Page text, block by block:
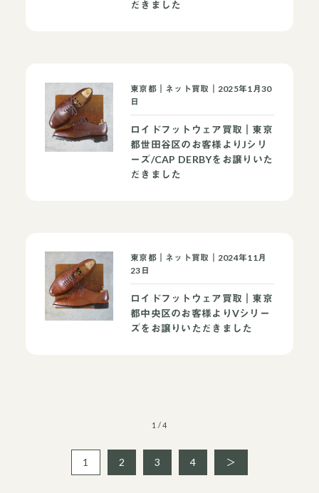
オンラインショップ
だきました
東京都｜ネット買取｜2025年1月30
日
ロイドフットウェア買取｜東京
都世田谷区のお客様よりJシリ
ーズ/CAP DERBYをお譲りいた
だきました
東京都｜ネット買取｜2024年11月
23日
ロイドフットウェア買取｜東京
都中央区のお客様よりVシリー
ズをお譲りいただきました
1 / 4
1 2 3 4 ＞
買取ブランドページ